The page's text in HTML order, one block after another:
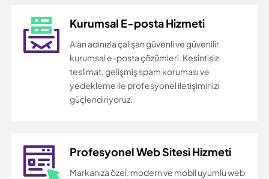
Kurumsal E-posta Hizmeti
Alan adınızla çalışan güvenli ve güvenilir
kurumsal e-posta çözümleri. Kesintisiz
teslimat, gelişmiş spam koruması ve
yedekleme ile profesyonel iletişiminizi
güçlendiriyoruz.
Profesyonel Web Sitesi Hizmeti
Markanıza özel, modern ve mobil uyumlu web